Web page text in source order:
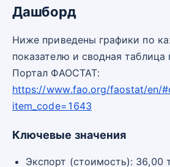
Дашборд
Ниже приведены графики по
показателю и сводная таблица
Портал ФАОСТАТ:
https://www.fao.org/faostat/en/
item_code=1643
Ключевые значения
Экспорт (стоимость):